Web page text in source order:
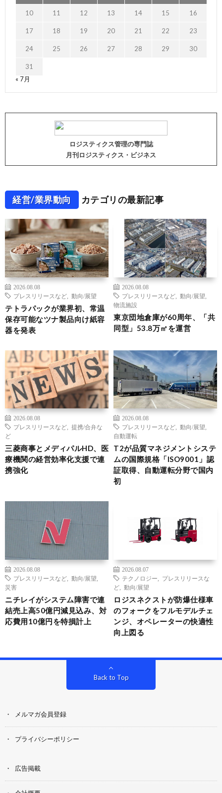
10 11 12 13 14 15 16
17 18 19 20 21 22 23
24 25 26 27 28 29 30
31
« 7月
ロジスティクス管理の専門誌
月刊ロジスティクス・ビジネス
経営/業界動向 カテゴリの最新記事
2026.08.08
プレスリリースなど
動向/展望
テトラパックが業界初、常温
保存可能なツナ製品向け紙容
器を発表
2026.08.08
プレスリリースなど
動向/展望
物流施設
東京団地倉庫が60周年、「共
同型」53.8万㎡を運営
2026.08.08
プレスリリースなど
提携/合弁な
ど
三菱商事とメディパルHD、医
療機関の経営効率化支援で連
携強化
2026.08.08
プレスリリースなど
動向/展望
自動運転
T2が品質マネジメントシステ
ムの国際規格「ISO9001」認
証取得、自動運転分野で国内
初
2026.08.08
プレスリリースなど
動向/展望
災害
ニチレイがシステム障害で連
結売上高50億円減見込み、対
応費用10億円を特損計上
2026.08.07
テクノロジー
プレスリリースな
ど
動向/展望
ロジスネクストが防爆仕様車
のフォークをフルモデルチェ
ンジ、オペレーターの快適性
向上図る
Back to Top
メルマガ会員登録
プライバシーポリシー
広告掲載